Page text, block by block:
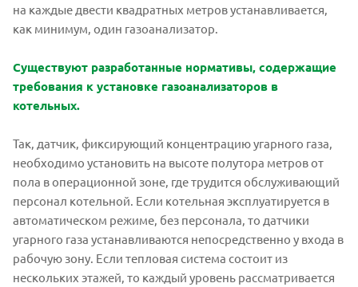
на каждые двести квадратных метров устанавливается,
как минимум, один газоанализатор.
Существуют разработанные нормативы, содержащие
требования к установке газоанализаторов в
котельных.
Так, датчик, фиксирующий концентрацию угарного газа,
необходимо установить на высоте полутора метров от
пола в операционной зоне, где трудится обслуживающий
персонал котельной. Если котельная эксплуатируется в
автоматическом режиме, без персонала, то датчики
угарного газа устанавливаются непосредственно у входа в
рабочую зону. Если тепловая система состоит из
нескольких этажей, то каждый уровень рассматривается